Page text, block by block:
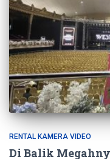
RENTAL KAMERA VIDEO
Di Balik